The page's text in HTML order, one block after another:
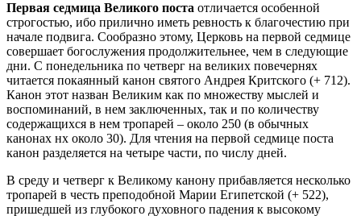
Первая седмица Великого поста отличается особенной
строгостью, ибо прилично иметь ревность к благочестию при
начале подвига. Сообразно этому, Церковь на первой седмице
совершает богослужения продолжительнее, чем в следующие
дни. С понедельника по четверг на великих повечернях
читается покаянный канон святого Андрея Критского (+ 712).
Канон этот назван Великим как по множеству мыслей и
воспоминаний, в нем заключенных, так и по количеству
содержащихся в нем тропарей – около 250 (в обычных
канонах нх около 30). Для чтения на первой седмице поста
канон разделяется на четыре части, по числу дней.
В среду и четверг к Великому канону прибавляется несколько
тропарей в честь преподобной Марии Египетской (+ 522),
пришедшей из глубокого духовного падения к высокому